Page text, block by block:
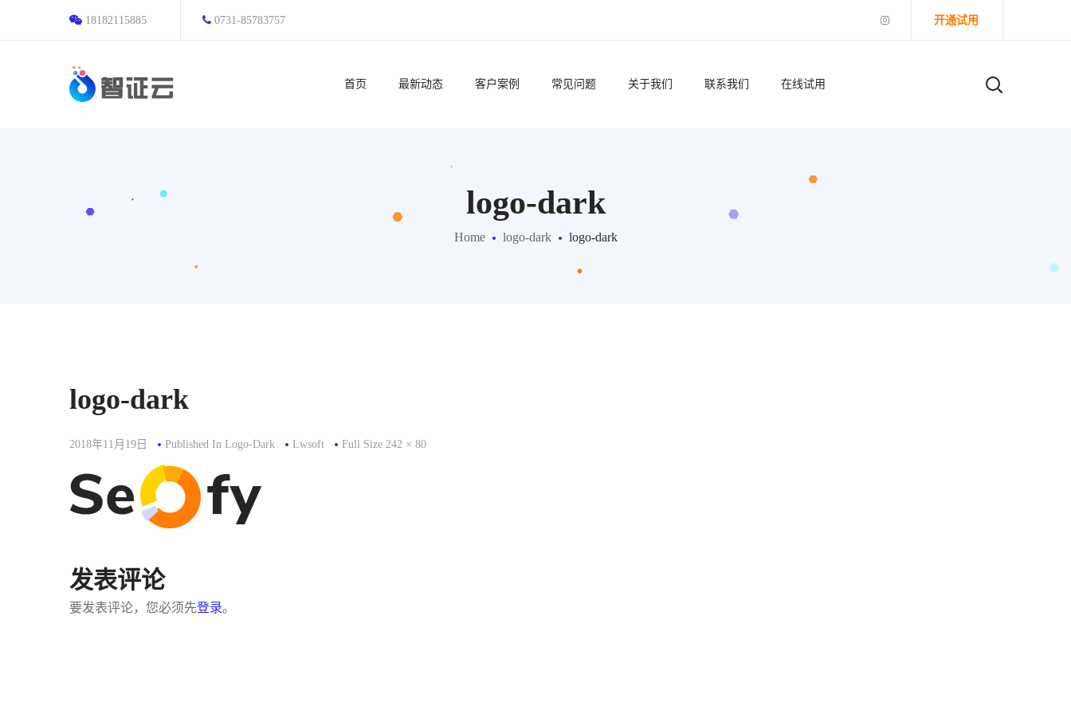
18182115885 0731-85783757 开通试用
首页 最新动态 客户案例 常见问题 关于我们 联系我们 在线试用
logo-dark
Home logo-dark logo-dark
logo-dark
2018年11月19日 Published In Logo-Dark Lwsoft
Full
Full Size 242 × 80
发表评论
要发表评论，您必须先登录。